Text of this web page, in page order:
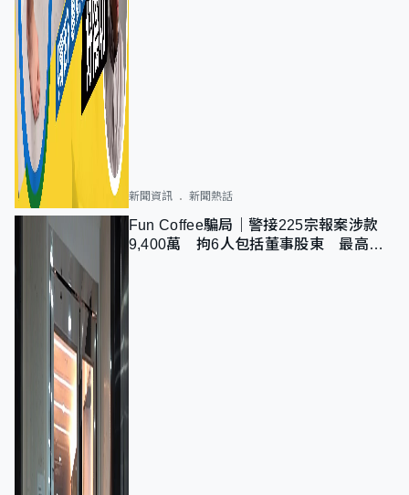
新聞資訊 新聞熱話
Fun Coffee騙局｜警接225宗報案涉款
9,400萬 拘6人包括董事股東 最高金